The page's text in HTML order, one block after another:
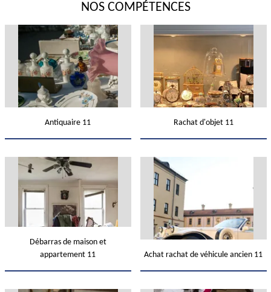
NOS COMPÉTENCES
Antiquaire 11 Rachat d'objet 11
Débarras de maison et
appartement 11
Achat rachat de véhicule ancien 11